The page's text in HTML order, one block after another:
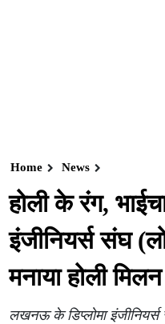
Home News
होली के रंग,
इंजीनियर्स संघ
मनाया होली
लखनऊ के डिप्लोमा